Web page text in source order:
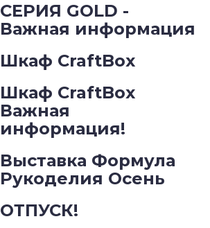
СЕРИЯ GOLD -
Важная информация
Шкаф CraftBox
Шкаф CraftBox
Важная
информация!
Выставка Формула
Рукоделия Осень
ОТПУСК!